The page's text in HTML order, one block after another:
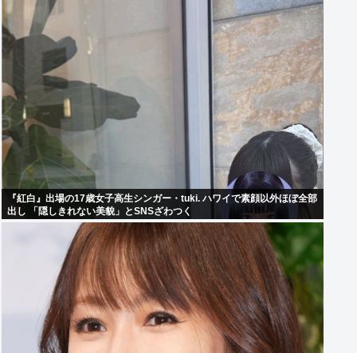
『紅白』出場の17歳女子高生シンガー・tuki. ハワイで素顔以外ほぼ全部
出し 「隠しきれない美貌」とSNSざわつく